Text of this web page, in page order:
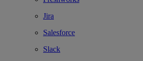
Jira
Salesforce
Slack